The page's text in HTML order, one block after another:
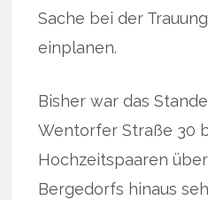
Sache bei der
einplanen.
Bisher war das
Wentorfer Straße 30
Hochzeitspaaren
Bergedorfs hinaus